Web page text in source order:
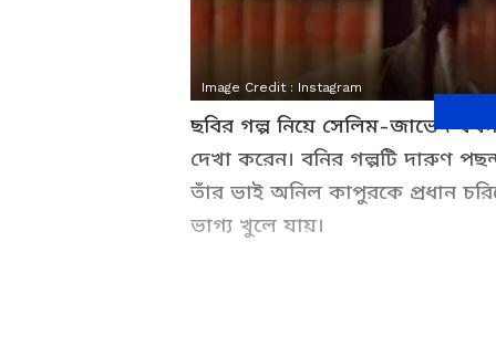
Image Credit : Instagram
ছবির গল্প নিয়ে সেলিম-জাভেদ
দেখা করেন। বনির গল্পটি দারুণ
তাঁর ভাই অনিল কাপুরকে প্রধান
ভাগ্য খুলে যায়।